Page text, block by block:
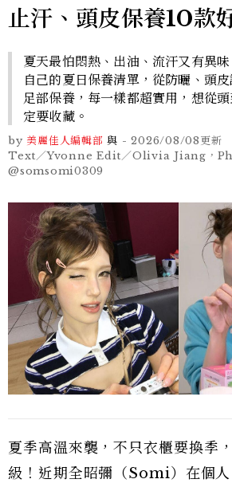
止汗、頭皮保養10款
夏天最怕悶熱、出油、流汗又有異
自己的夏日保養清單，從防曬、頭
足部保養，每一樣都超實用，想從
定要收藏。
by 美麗佳人編輯部 與 -2026/08/08更新
Text／Yvonne Edit／Olivia Jiang，
@somsomi0309
夏季高溫來襲，不只衣櫃要換季
級！近期全昭彌（Somi）在個